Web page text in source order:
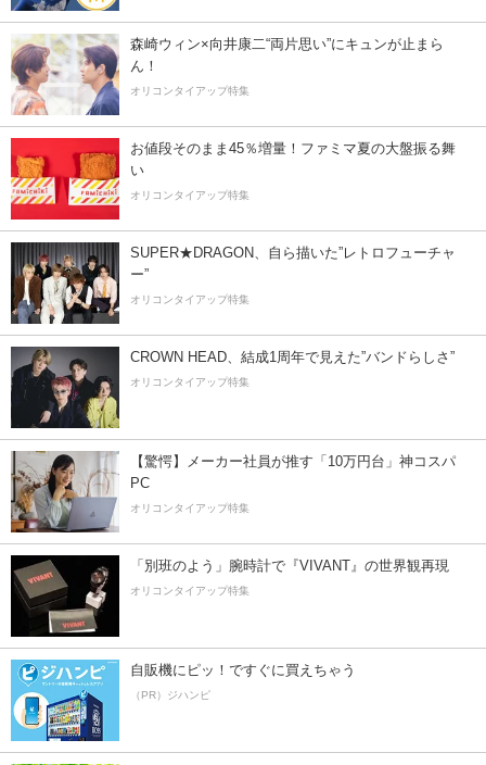
森崎ウィン×向井康二“両片思い”にキュンが止まら
ん！
オリコンタイアップ特集
お値段そのまま45％増量！ファミマ夏の大盤振る舞
い
オリコンタイアップ特集
SUPER★DRAGON、自ら描いた”レトロフューチャ
ー”
オリコンタイアップ特集
CROWN HEAD、結成1周年で見えた”バンドらしさ”
オリコンタイアップ特集
【驚愕】メーカー社員が推す「10万円台」神コスパ
PC
オリコンタイアップ特集
「別班のよう」腕時計で『VIVANT』の世界観再現
オリコンタイアップ特集
自販機にピッ！ですぐに買えちゃう
（PR）ジハンピ